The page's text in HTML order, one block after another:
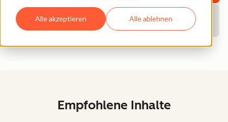
Alle akzeptieren Alle ablehnen
Aktuelle Berichte
Empfohlene Inhalte